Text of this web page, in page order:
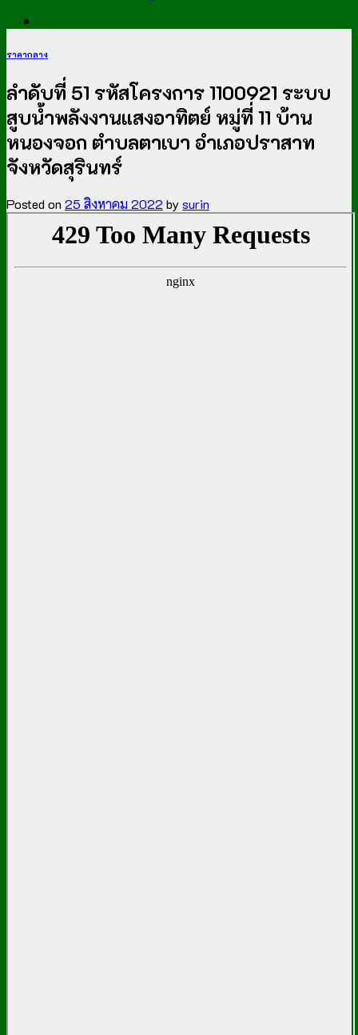
ราคากลาง
ลำดับที่ 51 รหัสโครงการ 1100921 ระบบ
สูบน้ำพลังงานแสงอาทิตย์ หมู่ที่ 11 บ้าน
หนองจอก ตำบลตาเบา อำเภอปราสาท
จังหวัดสุรินทร์
Posted on 25 สิงหาคม 2022 bysurin